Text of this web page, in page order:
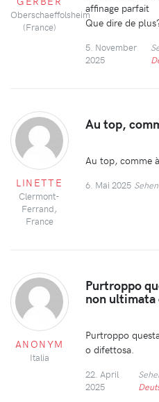
Oberschaeffolsheim
(France)
affinage parfait
Que dire de
5. November
2025
LINETTE
Clermont-
Ferrand,
France
Au top,
Au top, comme
6. Mai 2025
ANONYM
Italia
Purtroppo
non
Purtroppo
o difettosa.
22. April
2025